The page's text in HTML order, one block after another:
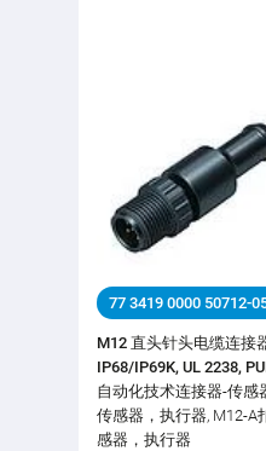
77 3419 0000 50712-
M12 直头针头电缆连接
IP68/IP69K, UL 2238,
自动化技术连接器-传感
传感器，执行器, M12-A
感器，执行器